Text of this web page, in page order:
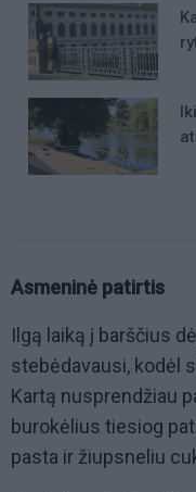
Asmeninė patirtis
Ilgą laiką į barščius
stebėdavausi, kodėl
Kartą nusprendžiau
burokėlius tiesiog
pasta ir žiupsneliu